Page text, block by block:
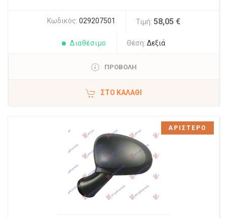
Κωδικός: 029207501 Τιμή: 58,05 €
Διαθέσιμο Θέση: Δεξιά
ΠΡΟΒΟΛΗ
ΣΤΟ ΚΑΛΆΘΙ
ΑΡΙΣΤΕΡΟ